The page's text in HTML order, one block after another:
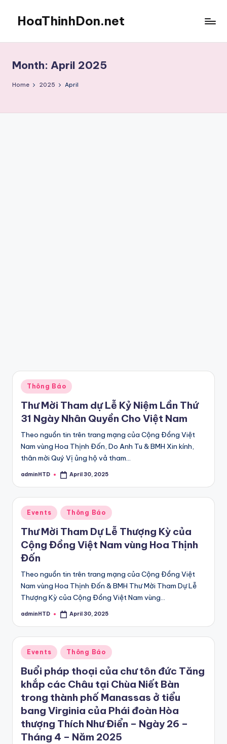
content
HoaThinhDon.net
in
Washington
D.C.
Month: April 2025
Home 2025 April
Posted
in
Thông Báo
Thư Mời Tham dự Lễ Kỷ Niệm Lần Thứ
31 Ngày Nhân Quyền Cho Việt Nam
Theo nguồn tin trên trang mạng của Cộng Đồng Việt
Nam vùng Hoa Thịnh Đốn, Do Anh Tu & BMH Xin kính,
thân mời Quý Vị ủng hộ vả tham…
Posted
adminHTD April 30, 2025
Posted
in
Events Thông Báo
Thư Mời Tham Dự Lễ Thượng Kỳ của
Cộng Đồng Việt Nam vùng Hoa Thịnh
Đốn
Theo nguồn tin trên trang mạng của Cộng Đồng Việt
Nam vùng Hoa Thịnh Đốn & BMH Thư Mời Tham Dự Lễ
Thượng Kỳ của Cộng Đồng Việt Nam vùng…
Posted
adminHTD April 30, 2025
Posted
in
Events Thông Báo
Buổi pháp thoại của chư tôn đức Tăng
khắp các Châu tại Chùa Niết Bàn
trong thành phố Manassas ở tiểu
bang Virginia của Phái đoàn Hòa
thượng Thích Như Điển – Ngày 26 –
Tháng 4 – Năm 2025